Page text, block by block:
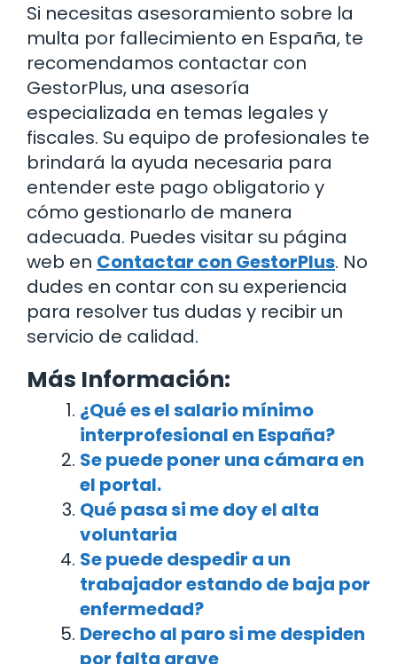
Si necesitas asesoramiento sobre la
multa por fallecimiento en España, te
recomendamos contactar con
GestorPlus, una asesoría
especializada en temas legales y
fiscales. Su equipo de profesionales te
brindará la ayuda necesaria para
entender este pago obligatorio y
cómo gestionarlo de manera
adecuada. Puedes visitar su página
web en Contactar con GestorPlus. No
dudes en contar con su experiencia
para resolver tus dudas y recibir un
servicio de calidad.
Más Información:
¿Qué es el salario mínimo
interprofesional en España?
Se puede poner una cámara en
el portal.
Qué pasa si me doy el alta
voluntaria
Se puede despedir a un
trabajador estando de baja por
enfermedad?
Derecho al paro si me despiden
por falta grave